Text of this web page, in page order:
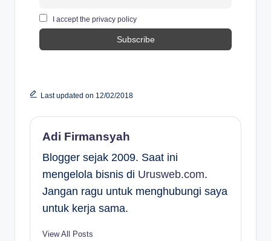
I accept the privacy policy
Last updated on 12/02/2018
Adi Firmansyah
Blogger sejak 2009. Saat ini
mengelola bisnis di Urusweb.com.
Jangan ragu untuk menghubungi saya
untuk kerja sama.
View All Posts